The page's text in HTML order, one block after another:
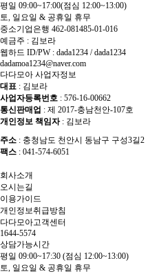
평일 09:00~17:00(점심 12:00~13:00)
토, 일요일 & 공휴일 휴무
중소기업은행 462-081485-01-016
예금주 : 김보라
웹하드 ID/PW : dada1234 / dada1234
dadamoa1234@naver.com
다다모아 사업자정보
대표 : 김보라
사업자등록번호 : 576-16-00662
통신판매업 : 제 2017-충남천안-107호
개인정보 책임자: 김보라
주소 : 충청남도 천안시 동남구 구성3길2
팩스 : 041-574-6051
회사소개
오시는길
이용가이드
개인정보취급방침
다다모아고객센터
1644-5574
상담가능시간
평일 09:00~17:30 (점심 12:00~13:00)
토, 일요일 & 공휴일 휴무